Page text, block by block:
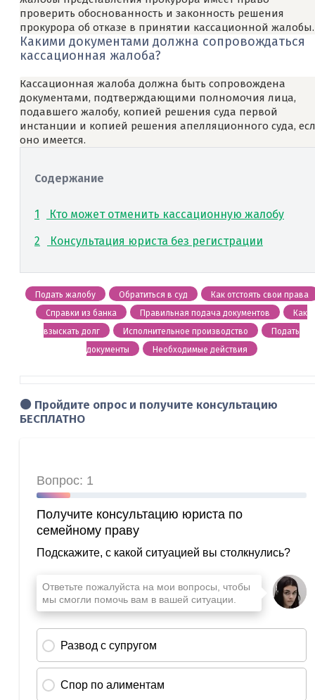
проверить обоснованность и законность решения
прокурора об отказе в принятии кассационной жалобы.
Какими документами должна сопровождаться
кассационная жалоба?
Кассационная жалоба должна быть сопровождена
документами, подтверждающими полномочия лица,
подавшего жалобу, копией решения суда первой
инстанции и копией решения апелляционного суда,
оно имеется.
Содержание
1
Кто может отменить кассационную жалобу
2
Консультация юриста без регистрации
Подать жалобу Обратиться в суд
Как отстоять свои права
Справки из банка
Правильная подача документов
Как
взыскать долг
Исполнительное производство
Подать
документы
Необходимые действия
🟠 Пройдите опрос и получите консультацию
БЕСПЛАТНО